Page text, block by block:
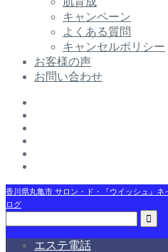
キャンペーン
よくある質問
キャンセルポリシー
お客様の声
お問い合わせ
香川県丸亀市 サロン・ド・『ウイッシュ』
ログ
エステ電話